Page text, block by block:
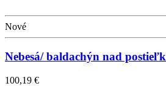
Nové
Nebesá/ baldachýn nad
100,19 €